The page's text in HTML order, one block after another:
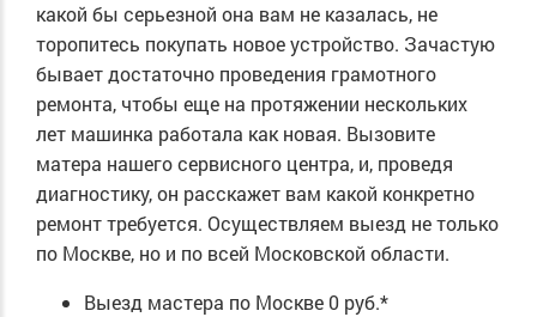
какой бы серьезной она вам не казалась, не
торопитесь покупать новое устройство. Зачастую
бывает достаточно проведения грамотного
ремонта, чтобы еще на протяжении нескольких
лет машинка работала как новая. Вызовите
матера нашего сервисного центра, и, проведя
диагностику, он расскажет вам какой конкретно
ремонт требуется. Осуществляем выезд не только
по Москве, но и по всей Московской области.
Выезд мастера по Москве 0 руб.*